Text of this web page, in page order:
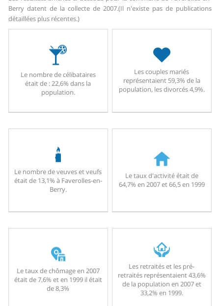
Berry datent de la collecte de 2007.(Il n'existe pas de publications
détaillées plus récentes.)
Le nombre de célibataires
était de : 22,6% dans la
population.
Les couples mariés
représentaient 59,3% de la
population, les divorcés 4,9%.
Le nombre de veuves et veufs
était de 13,1% à Faverolles-en-
Berry.
Le taux d'activité était de
64,7% en 2007 et 66,5 en 1999
Le taux de chômage en 2007
était de 7,6% et en 1999 il était
de 8,3%
Les retraités et les pré-
retraités représentaient 43,6%
de la population en 2007 et
33,2% en 1999.